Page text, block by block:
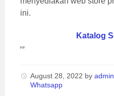
ini.
Katalog
August 28, 2022 by admin
Whatsapp